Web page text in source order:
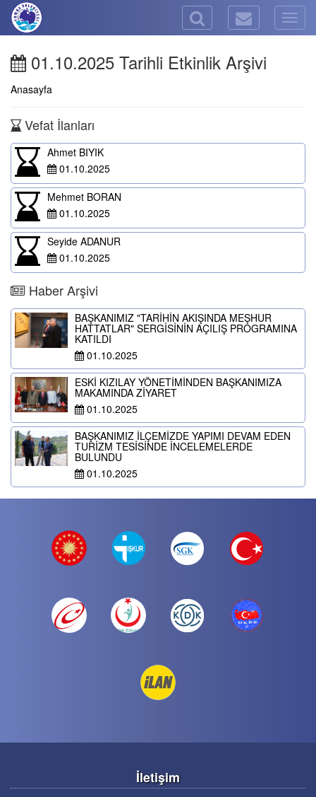
01.10.2025 Tarihli Etkinlik Arşivi
Anasayfa
Vefat İlanları
Ahmet BIYIK
01.10.2025
Mehmet BORAN
01.10.2025
Seyide ADANUR
01.10.2025
Haber Arşivi
BAŞKANIMIZ "TARİHİN AKIŞINDA MEŞHUR
HATTATLAR" SERGİSİNİN AÇILIŞ PROGRAMINA
KATILDI
01.10.2025
ESKİ KIZILAY YÖNETİMİNDEN BAŞKANIMIZA
MAKAMINDA ZİYARET
01.10.2025
BAŞKANIMIZ İLÇEMİZDE YAPIMI DEVAM EDEN
TURİZM TESİSİNDE İNCELEMELERDE
BULUNDU
01.10.2025
İletişim